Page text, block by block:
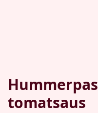
tomatsaus